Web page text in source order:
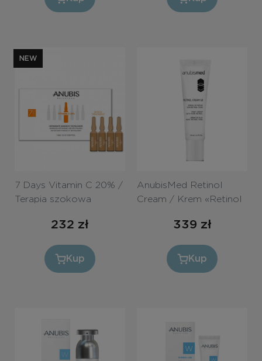
NEW
7 Days Vitamin C 20% /
Terapia szokowa
232 zł
Kup
AnubisMed Retinol
Cream / Krem «Retinol
339 zł
Kup